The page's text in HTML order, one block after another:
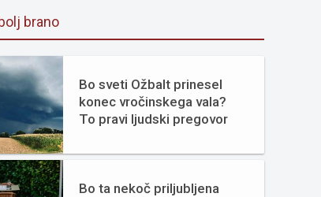
brano
Bo sveti Ožbalt prinesel
konec vročinskega vala?
To pravi ljudski pregovor
Bo ta nekoč priljubljena